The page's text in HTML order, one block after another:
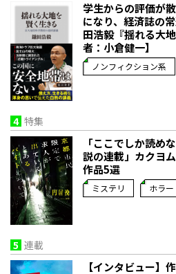
学生からの評価が
になり、経済誌の常
田浩毅『揺れる大
者：小倉健一】
ノンフィクション系
4 特集
「ここでしか読め
説の連載」――カク
作品5選
ミステリ ホラー
5 連載
【インタビュー】